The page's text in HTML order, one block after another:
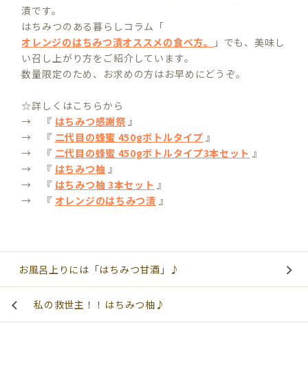
漬です。
はちみつのある暮らしコラム「
オレンジのはちみつ漬オススメの食べ方。
」でも、美味し
い召し上がり方をご紹介しています。
数量限定のため、お求めの方はお早めにどうぞ。
☆詳しくはこちらから
→ 『 はちみつ感謝祭 』
→ 『 二代目の蜂蜜 450gボトルタイプ 』
→ 『 二代目の蜂蜜 450gボトルタイプ3本セット 』
→ 『 はちみつ柚 』
→ 『 はちみつ柚 3本セット 』
→ 『 オレンジのはちみつ漬 』
お風呂上りには「はちみつ甘酒」♪
私の救世主！！はちみつ柚♪